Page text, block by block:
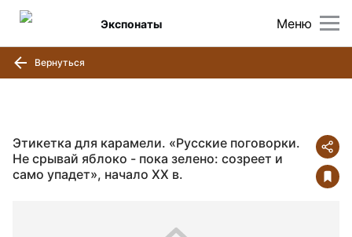
Меню
Экспонаты
Вернуться
Этикетка для карамели. «Русские поговорки.
Не срывай яблоко - пока зелено: созреет и
само упадет», начало ХХ в.